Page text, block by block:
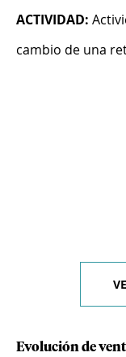
ACTIVIDAD:
cambio de una
Evolución de